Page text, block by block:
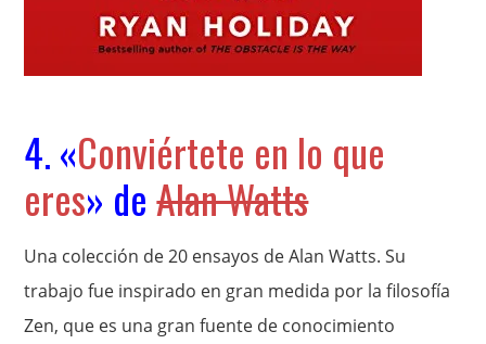
4. «Conviértete en lo que
eres» deAlan Watts
Una colección de 20 ensayos de Alan Watts. Su
trabajo fue inspirado en gran medida por la filosofía
Zen, que es una gran fuente de conocimiento